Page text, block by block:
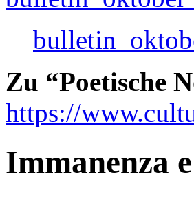
Zu “Poetische
https://
Immanenza